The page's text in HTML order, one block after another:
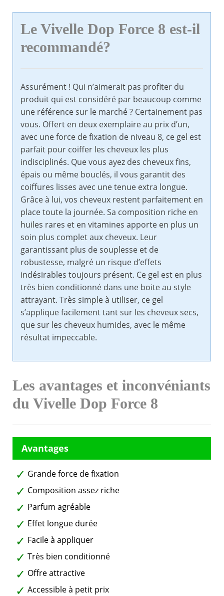
Le Vivelle Dop Force 8 est-il
recommandé?
Assurément ! Qui n’aimerait pas profiter du
produit qui est considéré par beaucoup comme
une référence sur le marché ? Certainement pas
vous. Offert en deux exemplaire au prix d’un,
avec une force de fixation de niveau 8, ce gel est
parfait pour coiffer les cheveux les plus
indisciplinés. Que vous ayez des cheveux fins,
épais ou même bouclés, il vous garantit des
coiffures lisses avec une tenue extra longue.
Grâce à lui, vos cheveux restent parfaitement en
place toute la journée. Sa composition riche en
huiles rares et en vitamines apporte en plus un
soin plus complet aux cheveux. Leur
garantissant plus de souplesse et de
robustesse, malgré un risque d’effets
indésirables toujours présent. Ce gel est en plus
très bien conditionné dans une boite au style
attrayant. Très simple à utiliser, ce gel
s’applique facilement tant sur les cheveux secs,
que sur les cheveux humides, avec le même
résultat impeccable.
Les avantages et inconvéniants
du Vivelle Dop Force 8
Grande force de fixation
Composition assez riche
Parfum agréable
Effet longue durée
Facile à appliquer
Très bien conditionné
Offre attractive
Accessible à petit prix